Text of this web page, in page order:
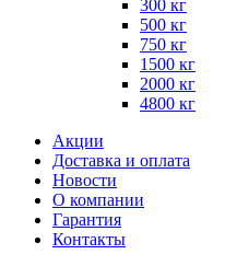
300 кг
500 кг
750 кг
1500 кг
2000 кг
4800 кг
Акции
Доставка и оплата
Новости
О компании
Гарантия
Контакты